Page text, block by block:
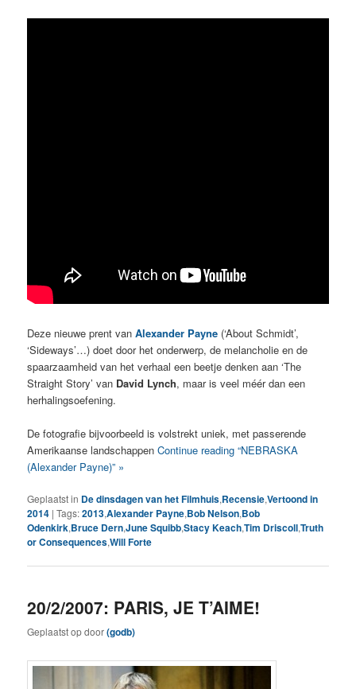
Deze nieuwe prent vanAlexander Payne (‘About Schmidt’,
‘Sideways’…) doet door het onderwerp, de melancholie en de
spaarzaamheid van het verhaal een beetje denken aan ‘The
Straight Story’ van David Lynch, maar is veel méér dan een
herhalingsoefening.
De fotografie bijvoorbeeld is volstrekt uniek, met passerende
Amerikaanse landschappenContinue reading “NEBRASKA
(Alexander Payne)” »
Geplaatst in De dinsdagen van het Filmhuis,Recensie,Vertoond in
2014 |Tags:2013,Alexander Payne,Bob Nelson,Bob
Odenkirk,Bruce Dern,June Squibb,Stacy Keach,Tim Driscoll,Truth
or Consequences,Will Forte
20/2/2007: PARIS, JE T’AIME!
Geplaatst opdoor(godb)